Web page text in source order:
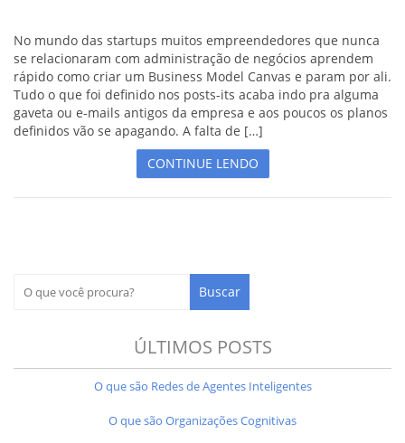
No mundo das startups muitos empreendedores que nunca
se relacionaram com administração de negócios aprendem
rápido como criar um Business Model Canvas e param por ali.
Tudo o que foi definido nos posts-its acaba indo pra alguma
gaveta ou e-mails antigos da empresa e aos poucos os planos
definidos vão se apagando. A falta de […]
CONTINUE LENDO
ÚLTIMOS POSTS
O que são Redes de Agentes Inteligentes
O que são Organizações Cognitivas